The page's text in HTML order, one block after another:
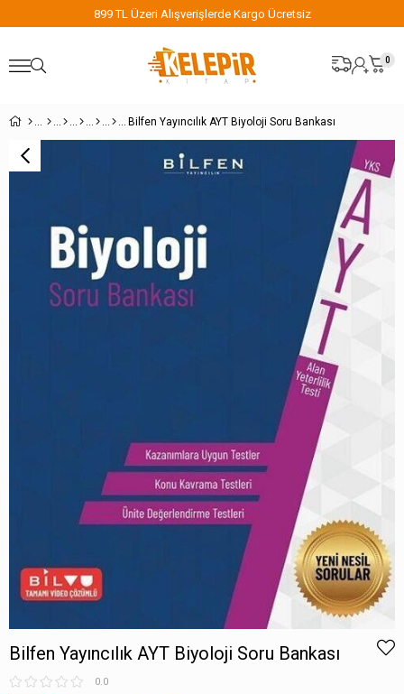
Üzeri Alışverişlerde Kargo Ücretsiz
0
Bilfen Yayıncılık AYT Biyoloji Soru Bankası
Bilfen Yayıncılık AYT Biyoloji Soru Bankası
0.0